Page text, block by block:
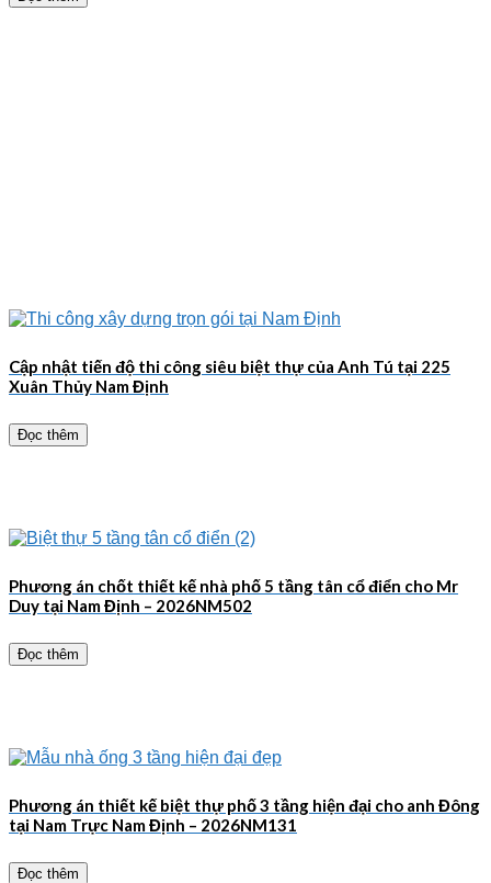
Cập nhật tiến độ thi công siêu biệt thự của Anh Tú tại 225
Xuân Thủy Nam Định
Đọc thêm
Phương án chốt thiết kế nhà phố 5 tầng tân cổ điển cho Mr
Duy tại Nam Định – 2026NM502
Đọc thêm
Phương án thiết kế biệt thự phố 3 tầng hiện đại cho anh Đông
tại Nam Trực Nam Định – 2026NM131
Đọc thêm